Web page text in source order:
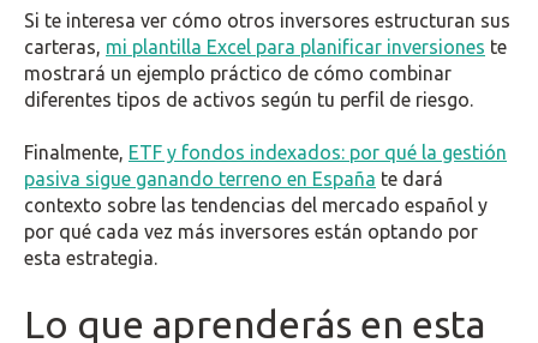
Si te interesa ver cómo otros inversores estructuran sus
carteras, mi plantilla Excel para planificar inversiones te
mostrará un ejemplo práctico de cómo combinar
diferentes tipos de activos según tu perfil de riesgo.
Finalmente, ETF y fondos indexados: por qué la gestión
pasiva sigue ganando terreno en España te dará
contexto sobre las tendencias del mercado español y
por qué cada vez más inversores están optando por
esta estrategia.
Lo que aprenderás en esta